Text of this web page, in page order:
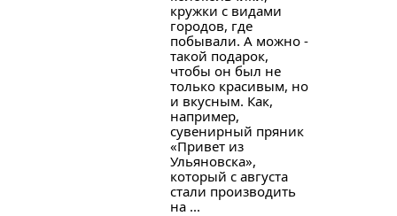
кружки с видами
городов, где
побывали. А можно -
такой подарок,
чтобы он был не
только красивым, но
и вкусным. Как,
например,
сувенирный пряник
«Привет из
Ульяновска»,
который с августа
стали производить
на ...